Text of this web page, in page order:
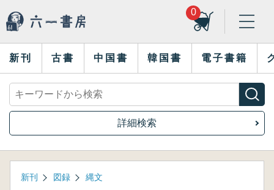
0
新刊 古書 中国書 韓国書 電子書籍
詳細検索
新刊 図録 縄文